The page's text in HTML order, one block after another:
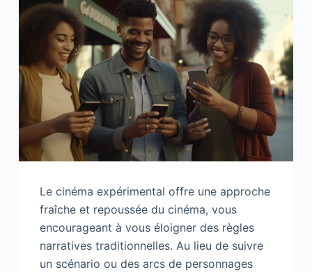
Le cinéma expérimental offre une approche
fraîche et repoussée du cinéma, vous
encourageant à vous éloigner des règles
narratives traditionnelles. Au lieu de suivre
un scénario ou des arcs de personnages